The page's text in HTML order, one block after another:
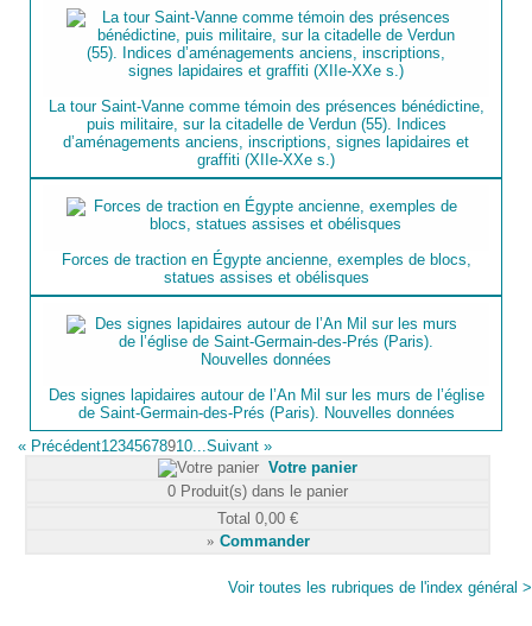
La tour Saint-Vanne comme témoin des présences bénédictine,
puis militaire, sur la citadelle de Verdun (55). Indices
d’aménagements anciens, inscriptions, signes lapidaires et
graffiti (XIIe-XXe s.)
Forces de traction en Égypte ancienne, exemples de blocs,
statues assises et obélisques
Des signes lapidaires autour de l’An Mil sur les murs de l’église
de Saint-Germain-des-Prés (Paris). Nouvelles données
« Précédent12345678910...Suivant »
Votre panier
0 Produit(s) dans le panier
Total 0,00 €
» Commander
Voir toutes les rubriques de l'index général >